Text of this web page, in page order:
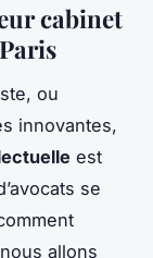
cabinet
ou
innovantes,
est
se
allons